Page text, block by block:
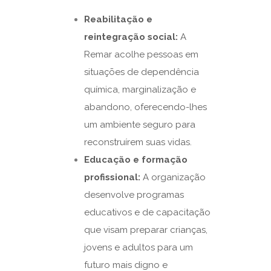
Reabilitação e
reintegração social: A
Remar acolhe pessoas em
situações de dependência
química, marginalização e
abandono, oferecendo-lhes
um ambiente seguro para
reconstruírem suas vidas.
Educação e formação
profissional: A organização
desenvolve programas
educativos e de capacitação
que visam preparar crianças,
jovens e adultos para um
futuro mais digno e